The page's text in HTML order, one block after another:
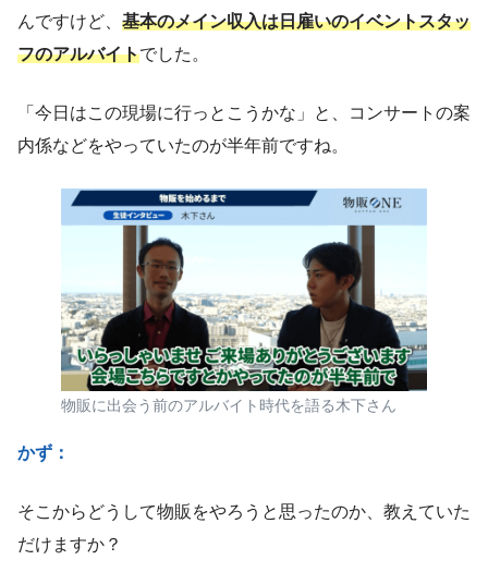
んですけど、 基本のメイン収入は日雇いのイベントスタッ
フのアルバイトでした。
「今日はこの現場に行っとこうかな」と、コンサートの案
内係などをやっていたのが半年前ですね。
物販に出会う前のアルバイト時代を語る木下さん
かず：
そこからどうして物販をやろうと思ったのか、教えていた
だけますか？